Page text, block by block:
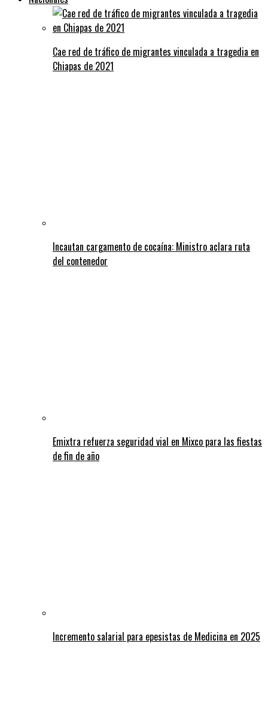
Cae red de tráfico de migrantes vinculada a tragedia en
Chiapas de 2021
Incautan cargamento de cocaína: Ministro aclara ruta
del contenedor
Emixtra refuerza seguridad vial en Mixco para las fiestas
de fin de año
Incremento salarial para epesistas de Medicina en 2025